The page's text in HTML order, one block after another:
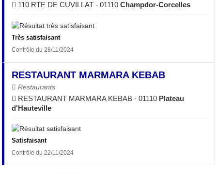
110 RTE DE CUVILLAT - 01110Champdor-Corcelles
Très satisfaisant
Contrôle du 28/11/2024
RESTAURANT MARMARA KEBAB
Restaurants
RESTAURANT MARMARA KEBAB - 01110 Plateau
d'Hauteville
Satisfaisant
Contrôle du 22/11/2024